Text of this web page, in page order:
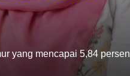
yang mencapai 5,84 persen